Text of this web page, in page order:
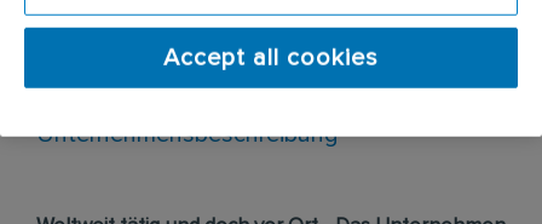
Systemfunktionalität
Unternehmensbeschreibung
Accept all cookies